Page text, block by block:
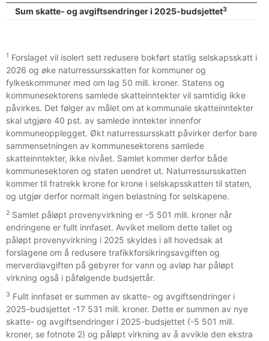
Sum skatte- og avgiftsendringer i 2025-budsjettet3
1 Forslaget vil isolert sett redusere bokført statlig selskapsskatt i
2026 og øke naturressursskatten for kommuner og
fylkeskommuner med om lag 50 mill. kroner. Statens og
kommunesektorens samlede skatteinntekter vil samtidig ikke
påvirkes. Det følger av målet om at kommunale skatteinntekter
skal utgjøre 40 pst. av samlede inntekter innenfor
kommuneopplegget. Økt naturressursskatt påvirker derfor bare
sammensetningen av kommunesektorens samlede
skatteinntekter, ikke nivået. Samlet kommer derfor både
kommunesektoren og staten uendret ut. Naturressursskatten
kommer til fratrekk krone for krone i selskapsskatten til staten,
og utgjør derfor normalt ingen belastning for selskapene.
2 Samlet påløpt provenyvirkning er -5 501 mill. kroner når
endringene er fullt innfaset. Avviket mellom dette tallet og
påløpt provenyvirkning i 2025 skyldes i all hovedsak at
forslagene om å redusere trafikkforsikringsavgiften og
merverdiavgiften på gebyrer for vann og avløp har påløpt
virkning også i påfølgende budsjettår.
3 Fullt innfaset er summen av skatte- og avgiftsendringer i
2025-budsjettet -17 531 mill. kroner. Dette er summen av nye
skatte- og avgiftsendringer i 2025-budsjettet (-5 501 mill.
kroner, se fotnote 2) og påløpt virkning av å avvikle den ekstra